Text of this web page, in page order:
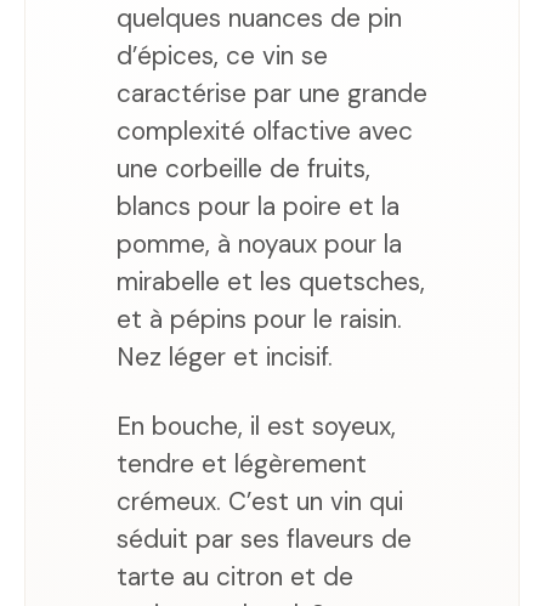
quelques nuances de pin
d’épices, ce vin se
caractérise par une grande
complexité olfactive avec
une corbeille de fruits,
blancs pour la poire et la
pomme, à noyaux pour la
mirabelle et les quetsches,
et à pépins pour le raisin.
Nez léger et incisif.
En bouche, il est soyeux,
tendre et légèrement
crémeux. C’est un vin qui
séduit par ses flaveurs de
tarte au citron et de